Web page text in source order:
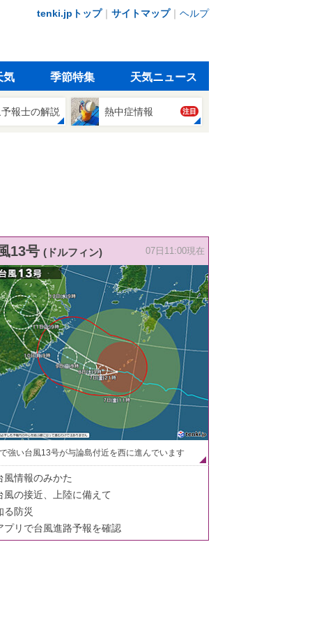
tenki.jpトップ｜ サイトマップ｜ ヘルプ
気 季節特集 天気ニュース
報士の解説 熱中症情報 注目
13号 (ドルフィン) 07日11:00現在
強い台風13号が与論島付近を西に進んでいます
風情報のみかた
風の接近、上陸に備えて
る防災
プリで台風進路予報を確認